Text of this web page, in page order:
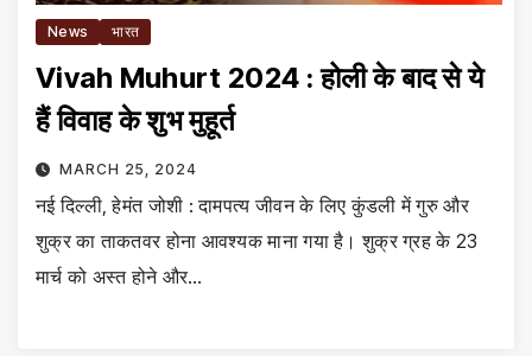
News भारत
Vivah Muhurt 2024 : होली के बाद से ये
हैं विवाह के शुभ मुहूर्त
MARCH 25, 2024
नई दिल्ली, हेमंत जोशी : दामपत्य जीवन के लिए कुंडली में गुरु और
शुक्र का ताकतवर होना आवश्यक माना गया है। शुक्र ग्रह के 23
मार्च को अस्त होने और…